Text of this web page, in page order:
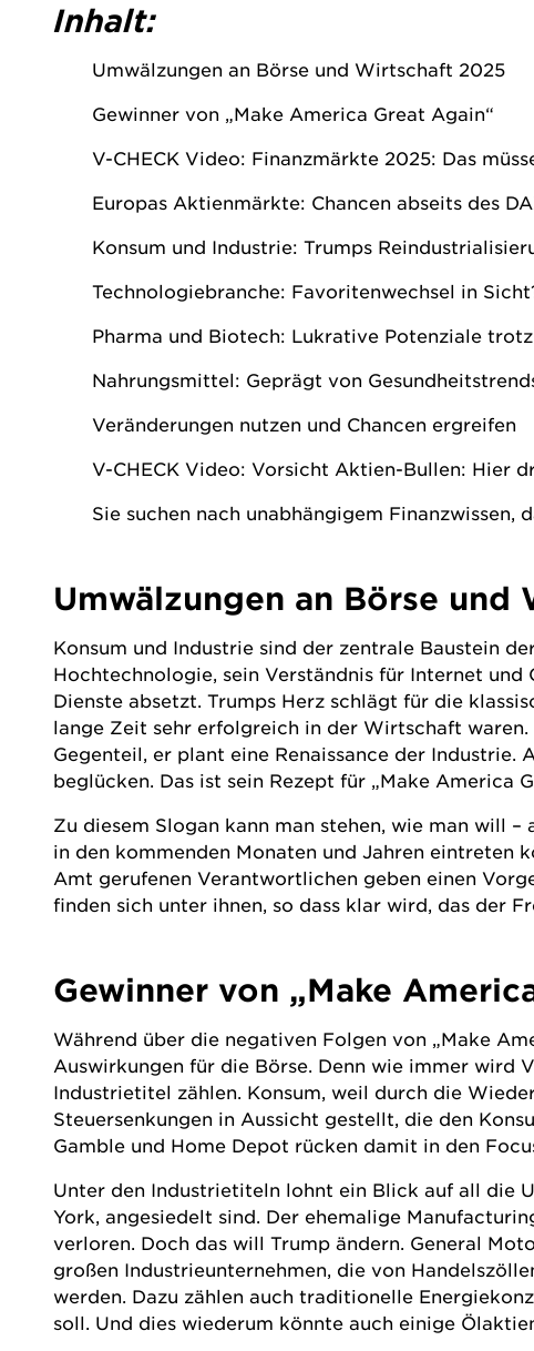
Inhalt:
Umwälzungen an Börse und Wirtschaft 2025
Gewinner von „Make America Great Again“
V-CHECK Video: Finanzmärkte 2025: Das
Europas Aktienmärkte: Chancen abseits des
Konsum und Industrie: Trumps
Technologiebranche: Favoritenwechsel in
Pharma und Biotech: Lukrative Potenziale
Nahrungsmittel: Geprägt von
Veränderungen nutzen und Chancen ergreifen
V-CHECK Video: Vorsicht Aktien-Bullen: Hier
Sie suchen nach unabhängigem Finanzwissen,
Umwälzungen an Börse und
Konsum und Industrie sind der zentrale Baustein
Hochtechnologie, sein Verständnis für Internet
Dienste absetzt. Trumps Herz schlägt für die
lange Zeit sehr erfolgreich in der Wirtschaft
Gegenteil, er plant eine Renaissance der
beglücken. Das ist sein Rezept für „Make America
Zu diesem Slogan kann man stehen, wie man will
in den kommenden Monaten und Jahren eintreten
Amt gerufenen Verantwortlichen geben einen
finden sich unter ihnen, so dass klar wird, das der
Gewinner von „Make
Während über die negativen Folgen von „Make
Auswirkungen für die Börse. Denn wie immer wird
Industrietitel zählen. Konsum, weil durch die
Steuersenkungen in Aussicht gestellt, die den
Gamble und Home Depot rücken damit in den
Unter den Industrietiteln lohnt ein Blick auf all die
York, angesiedelt sind. Der ehemalige
verloren. Doch das will Trump ändern. General
großen Industrieunternehmen, die von
werden. Dazu zählen auch traditionelle
soll. Und dies wiederum könnte auch einige